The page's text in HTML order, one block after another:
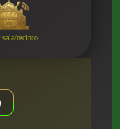
recinto